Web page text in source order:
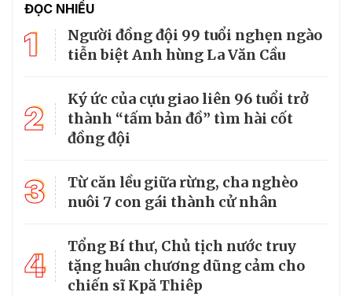
ĐỌC NHIỀU
1
Người đồng đội 99 tuổi nghẹn ngào
tiễn biệt Anh hùng La Văn Cầu
2
Ký ức của cựu giao liên 96 tuổi trở
thành “tấm bản đồ” tìm hài cốt
đồng đội
3
Từ căn lều giữa rừng, cha nghèo
nuôi 7 con gái thành cử nhân
4
Tổng Bí thư, Chủ tịch nước truy
tặng huân chương dũng cảm cho
chiến sĩ Kpă Thiêp